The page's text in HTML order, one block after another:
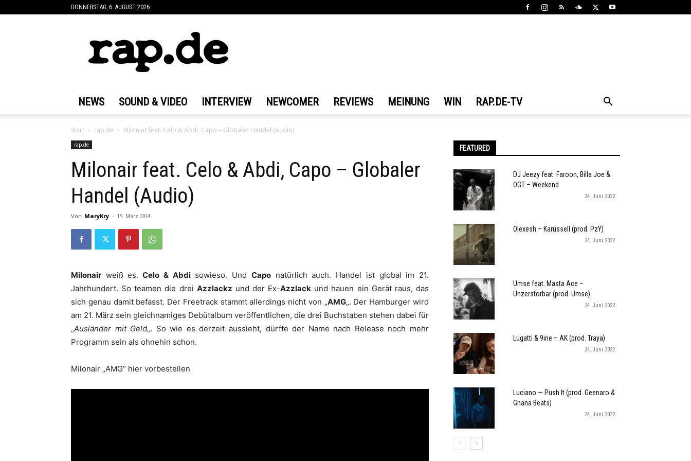
DONNERSTAG, 6. AUGUST 2026
NEWS SOUND & VIDEO INTERVIEW NEWCOMER REVIEWS MEINUNG WIN RAP.DE-TV
Start rap.de Milonair feat. Celo & Abdi, Capo – Globaler Handel (Audio)
rap.de
Milonair feat. Celo & Abdi, Capo – Globaler
Handel (Audio)
Von MaryKry - 19. März 2014
Milonair weiß es. Celo & Abdisowieso. Und Caponatürlich auch. Handel ist global im 21.
Jahrhundert. So teamen die drei Azzlackz und der Ex-Azzlack und hauen ein Gerät raus, das
sich genau damit befasst. Der Freetrack stammt allerdings nicht von „AMG„. Der Hamburger wird
am 21. März sein gleichnamiges Debütalbum veröffentlichen, die drei Buchstaben stehen dabei für
„Ausländer mit Geld„. So wie es derzeit aussieht, dürfte der Name nach Release noch mehr
Programm sein als ohnehin schon.
Milonair „AMG“ hier vorbestellen
FEATURED
DJ Jeezy feat. Faroon, Billa Joe &
OGT – Weekend
24. Juni 2022
Olexesh – Karussell (prod. PzY)
24. Juni 2022
Umse feat. Masta Ace –
Unzerstörbar (prod. Umse)
24. Juni 2022
Lugatti & 9ine – AK (prod. Traya)
24. Juni 2022
Luciano — Push It (prod. Geenaro &
Ghana Beats)
24. Juni 2022